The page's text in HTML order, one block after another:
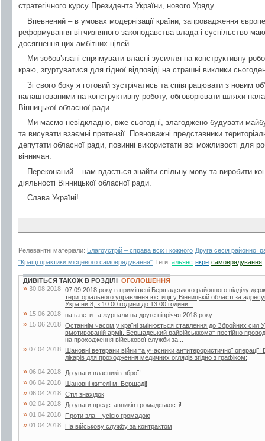
стратегічного курсу Президента України, нового Уряду.
Впевнений – в умовах модернізації країни, запровадження
реформування вітчизняного законодавства влада і суспільство
досягнення цих амбітних цілей.
Ми зобов’язані спрямувати власні зусилля на конструктивну
краю, згуртуватися для гідної відповіді на страшні виклики
Зі свого боку я готовий зустрічатись та співпрацювати з новим
налаштованими на конструктивну роботу, обговорювати шляхи
Вінницької обласної ради.
Ми маємо невідкладно, вже сьогодні, злагоджено будувати
та висувати взаємні претензії. Повноважні представники
депутати обласної ради, повинні використати всі можливості для
вінничан.
Переконаний – нам вдасться знайти спільну мову та виробити
діяльності Вінницької обласної ради.
Слава Україні!
Релевантні матеріали: Благоустрій – справа всіх і кожного Друга сесія районної
"Кращі практики місцевого самоврядування" Теги: альянс нкре самоврядування
ДИВІТЬСЯ ТАКОЖ В РОЗДІЛІ ОГОЛОШЕННЯ
» 30.08.2018 07.09.2018 року в приміщені Бершадського районного відділу
територіального управління юстиції у Вінницькій області за
України 8, з 10.00 години до 13.00 години...
» 15.06.2018 на газети та журнали на друге півріччя 2018 року.
» 15.06.2018 Останнім часом у країні змінюється ставлення до Збройних сил
вмотивованій армії. Бершадський райвійськкомат постійно
на проходження військової служби за...
» 07.04.2018
Шановні ветерани війни та учасники антитерористичної
лікарів для проходження медичних оглядів згідно з графіком:
» 06.04.2018 До уваги власників зброї!
» 06.04.2018 Шановні жителі м. Бершаді!
» 06.04.2018 Стіл знахідок
» 02.04.2018 До уваги представників громадськості!
» 01.04.2018 Проти зла – усією громадою
» 01.04.2018 На військову службу за контрактом